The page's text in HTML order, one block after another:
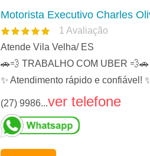
Motorista Executivo Charles
1 Avaliação
Atende Vila Velha/ ES
🚗💨 TRABALHO COM UBER
✨ Atendimento rápido e confiável!
(27) 9986...ver telefone